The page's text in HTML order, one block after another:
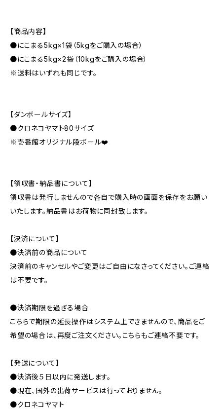
【商品内容】
●にこまる5kg×1袋（5kgをご購入の場合）
●にこまる5kg×2袋（10kgをご購入の場合）
※送料はいずれも同じです。
【ダンボールサイズ】
●クロネコヤマト80サイズ
※壱番館オリジナル段ボール❤️
【領収書・納品書について】
領収書は発行しませんので各自で購入時の画面を保存をお願い
いたします。納品書はお荷物に同封致します。
【決済について】
●決済前の商品について
決済前のキャンセルやご変更はご自由になさってください。ご連絡
は不要です。
●決済期限を過ぎる場合
こちらで期限の延長操作はシステム上できませんので、商品をご
希望の場合は、再度ご注文ください。こちらもご連絡不要です。
【発送について】
●決済後５日以内に発送します。
●現在、国外の出荷サービスは行っておりません。
●クロネコヤマト